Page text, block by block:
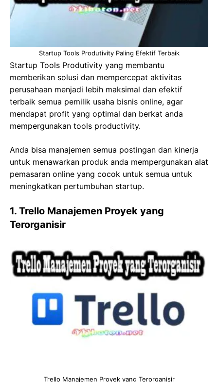
Startup Tools Produtivity Paling Efektif Terbaik
Startup Tools Produtivity yang membantu
memberikan solusi dan mempercepat aktivitas
perusahaan menjadi lebih maksimal dan efektif
terbaik semua pemilik usaha bisnis online, agar
mendapat profit yang optimal dan berkat anda
mempergunakan tools productivity.
Anda bisa manajemen semua postingan dan kinerja
untuk menawarkan produk anda mempergunakan alat
pemasaran online yang cocok untuk semua untuk
meningkatkan pertumbuhan startup.
1. Trello Manajemen Proyek yang
Terorganisir
Trello Manajemen Proyek yang Terorganisir